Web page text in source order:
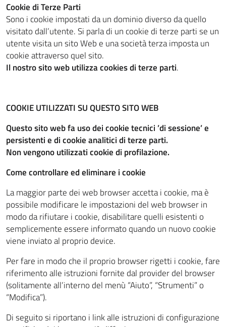
Cookie di Terze Parti
Sono i cookie impostati da un dominio diverso da quello
visitato dall’utente. Si parla di un cookie di terze parti se un
utente visita un sito Web e una società terza imposta un
cookie attraverso quel sito.
Il nostro sito web utilizza cookies di terze parti.
COOKIE UTILIZZATI SU QUESTO SITO WEB
Questo sito web fa uso dei cookie tecnici ’di sessione’ e
persistenti e di cookie analitici di terze parti.
Non vengono utilizzati cookie di profilazione.
Come controllare ed eliminare i cookie
La maggior parte dei web browser accetta i cookie, ma è
possibile modificare le impostazioni del web browser in
modo da rifiutare i cookie, disabilitare quelli esistenti o
semplicemente essere informato quando un nuovo cookie
viene inviato al proprio device.
Per fare in modo che il proprio browser rigetti i cookie, fare
riferimento alle istruzioni fornite dal provider del browser
(solitamente all’interno del menù “Aiuto”, “Strumenti” o
“Modifica”).
Di seguito si riportano i link alle istruzioni di configurazione